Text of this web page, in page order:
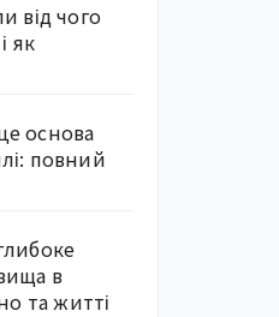
від чого
як
основа
повний
в
та житті